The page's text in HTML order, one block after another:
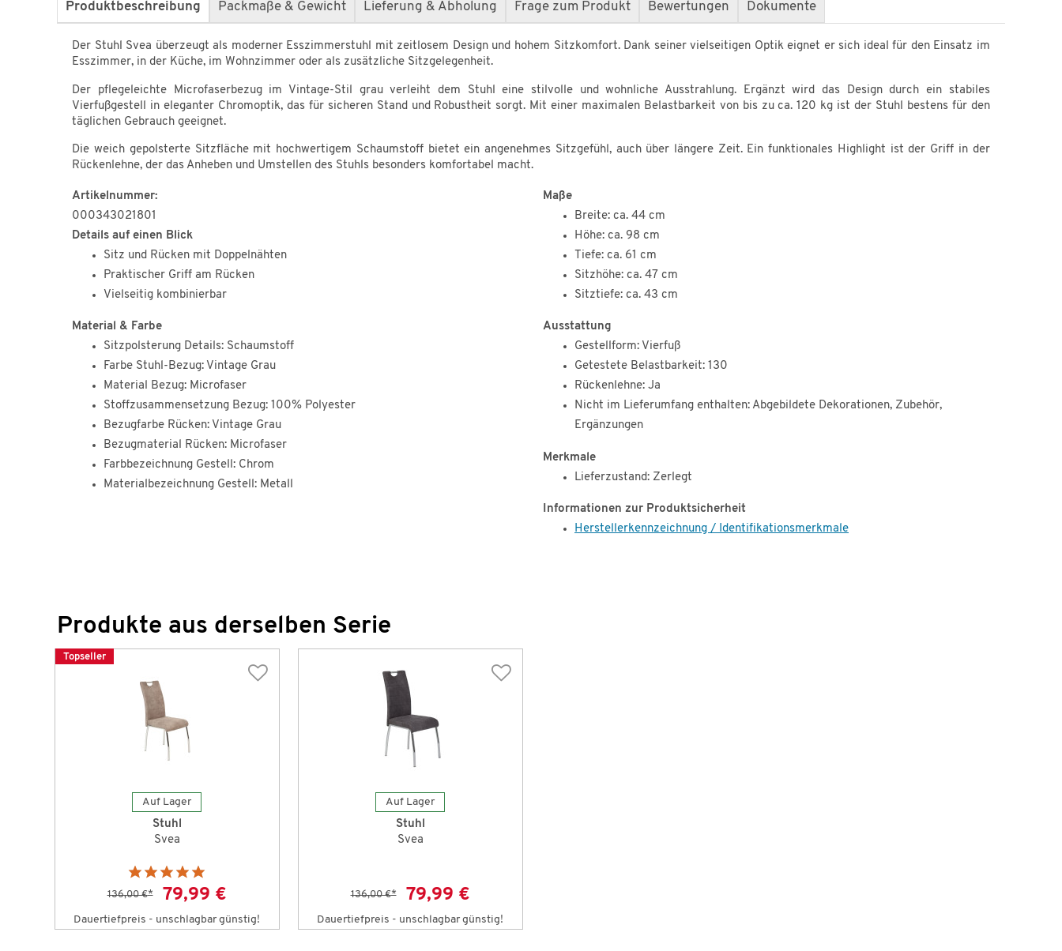
Produktbeschreibung Packmaße & Gewicht Lieferung & Abholung Frage zum Produkt Bewertungen Dokumente
Der Stuhl Svea überzeugt als moderner Esszimmerstuhl mit zeitlosem Design und hohem Sitzkomfort. Dank seiner vielseitigen Optik eignet er sich ideal für den Einsatz im
Esszimmer, in der Küche, im Wohnzimmer oder als zusätzliche Sitzgelegenheit.
Der pflegeleichte Microfaserbezug im Vintage-Stil grau verleiht dem Stuhl eine stilvolle und wohnliche Ausstrahlung. Ergänzt wird das Design durch ein stabiles
Vierfußgestell in eleganter Chromoptik, das für sicheren Stand und Robustheit sorgt. Mit einer maximalen Belastbarkeit von bis zu ca. 120 kg ist der Stuhl bestens für den
täglichen Gebrauch geeignet.
Die weich gepolsterte Sitzfläche mit hochwertigem Schaumstoff bietet ein angenehmes Sitzgefühl, auch über längere Zeit. Ein funktionales Highlight ist der Griff in der
Rückenlehne, der das Anheben und Umstellen des Stuhls besonders komfortabel macht.
Artikelnummer:
000343021801
Details auf einen Blick
Sitz und Rücken mit Doppelnähten
Praktischer Griff am Rücken
Vielseitig kombinierbar
Material & Farbe
Sitzpolsterung Details: Schaumstoff
Farbe Stuhl-Bezug: Vintage Grau
Material Bezug: Microfaser
Stoffzusammensetzung Bezug: 100% Polyester
Bezugfarbe Rücken: Vintage Grau
Bezugmaterial Rücken: Microfaser
Farbbezeichnung Gestell: Chrom
Materialbezeichnung Gestell: Metall
Maße
Breite: ca. 44 cm
Höhe: ca. 98 cm
Tiefe: ca. 61 cm
Sitzhöhe: ca. 47 cm
Sitztiefe: ca. 43 cm
Ausstattung
Gestellform: Vierfuß
Getestete Belastbarkeit: 130
Rückenlehne: Ja
Nicht im Lieferumfang enthalten: Abgebildete Dekorationen, Zubehör,
Ergänzungen
Merkmale
Lieferzustand: Zerlegt
Informationen zur Produktsicherheit
Herstellerkennzeichnung / Identifikationsmerkmale
Produkte aus derselben Serie
Topseller
Auf Lager
Stuhl
Svea
136,00 €* 79,99 €
Dauertiefpreis - unschlagbar günstig!
Auf Lager
Stuhl
Svea
136,00 €* 79,99 €
Dauertiefpreis - unschlagbar günstig!